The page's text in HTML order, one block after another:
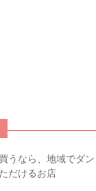
うなら、地域でダ
だけるお店